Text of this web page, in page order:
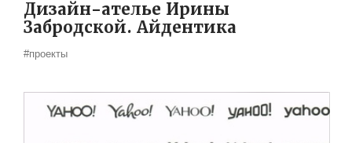
Дизайн-ателье Ирины
Забродской. Айдентика
#проекты